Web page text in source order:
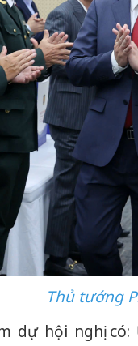
Thủ tướng
dự hội nghị